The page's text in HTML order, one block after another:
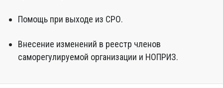
Помощь при выходе из СРО.
Внесение изменений в реестр членов
саморегулируемой организации и НОПРИЗ.